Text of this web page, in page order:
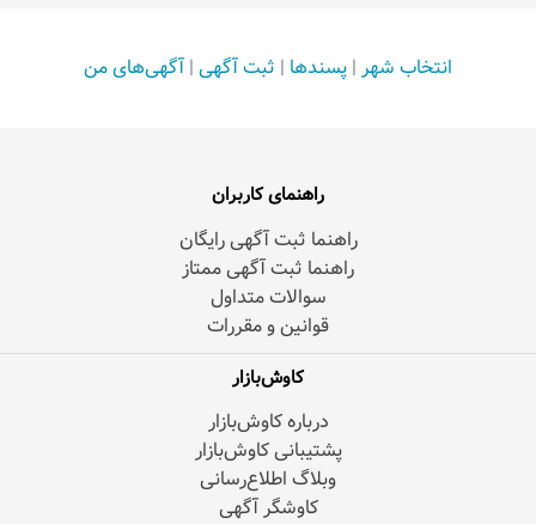
انتخاب شهر | پسندها | ثبت آگهی | آگهی‌های من
راهنمای کاربران
راهنما ثبت آگهی رایگان
راهنما ثبت آگهی ممتاز
سوالات متداول
قوانین و مقررات
کاوش‌بازار
درباره کاوش‌بازار
پشتیبانی کاوش‌بازار
وبلاگ اطلاع‌رسانی
کاوشگر آگهی